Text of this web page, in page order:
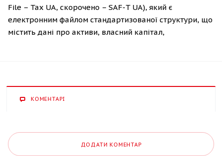
File – Tax UA, скорочено – SAF-T UA), який є
електронним файлом стандартизованої структури, що
містить дані про активи, власний капітал,
КОМЕНТАРІ
ДОДАТИ КОМЕНТАР